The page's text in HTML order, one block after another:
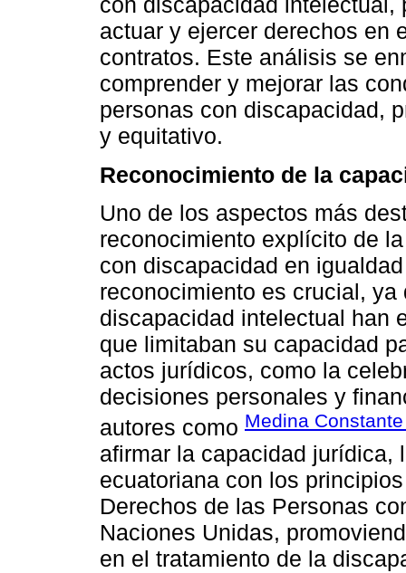
actuar y ejercer derechos en
contratos. Este análisis se
comprender y mejorar las
personas con discapacidad,
y equitativo.
Reconocimiento de la
Uno de los aspectos más
reconocimiento explícito de
con discapacidad en
reconocimiento es crucial,
discapacidad intelectual han
que limitaban su capacidad
actos jurídicos, como la
decisiones personales y
autores como Medina
afirmar la capacidad jurídica,
ecuatoriana con los
Derechos de las Personas
Naciones Unidas,
en el tratamiento de la